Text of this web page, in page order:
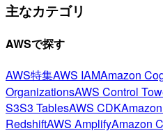
主なカテゴリ
AWSで探す
AWS特集AWS IAMAmazon
OrganizationsAWS Control
S3S3 TablesAWS CDK
RedshiftAWS AmplifyAmazon